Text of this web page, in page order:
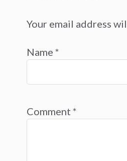
Your email address
Name *
Comment *